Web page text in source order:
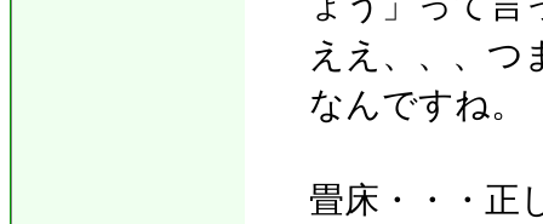
ええ、、、つ
なんですね。
畳床・・・正